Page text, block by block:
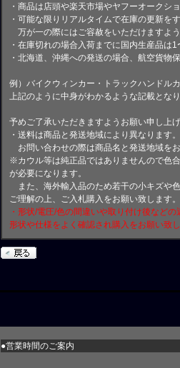
・商品は店頭や楽天市場やヤフーオークシ
・可能な限りリアルタイムで在庫の更新を
万が一の際にはご容赦をいただけますよう
・在庫切れの場合入荷までに国内生産品は
・北海道、沖縄への発送の場合、航空貨物
例）バイクウィンカー・トラックハンドル
上記のように中身がわかるような記載となり
予めご了承いただきますようお願い申し上げ
・送料は商品と発送地域により異なります。
お問い合わせの際は商品名と発送地域をお
※カウル等は純正品ではありませんので色
が必要になります。
また、海外輸入品のため若干の小キズや
ご理解の上、ご入札購入をお願い致します。
・形状/電圧/色の間違いや取り付け後など
形状や仕様をよく確認され購入をお願い致し
●営業時間のご案内